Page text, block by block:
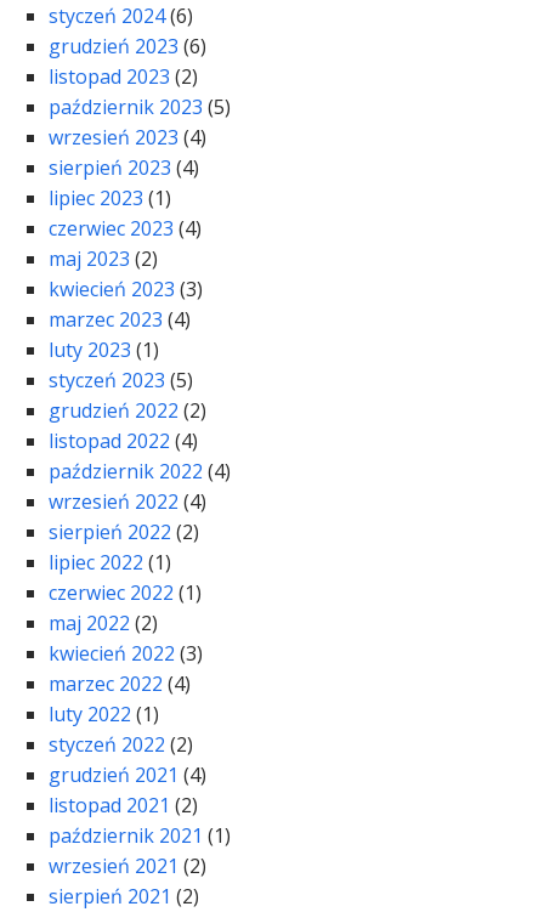
styczeń 2024(6)
grudzień 2023 (6)
listopad 2023 (2)
październik 2023 (5)
wrzesień 2023 (4)
sierpień 2023 (4)
lipiec 2023 (1)
czerwiec 2023 (4)
maj 2023 (2)
kwiecień 2023 (3)
marzec 2023 (4)
luty 2023 (1)
styczeń 2023 (5)
grudzień 2022 (2)
listopad 2022 (4)
październik 2022 (4)
wrzesień 2022 (4)
sierpień 2022 (2)
lipiec 2022 (1)
czerwiec 2022 (1)
maj 2022 (2)
kwiecień 2022 (3)
marzec 2022 (4)
luty 2022 (1)
styczeń 2022 (2)
grudzień 2021 (4)
listopad 2021 (2)
październik 2021 (1)
wrzesień 2021 (2)
sierpień 2021 (2)